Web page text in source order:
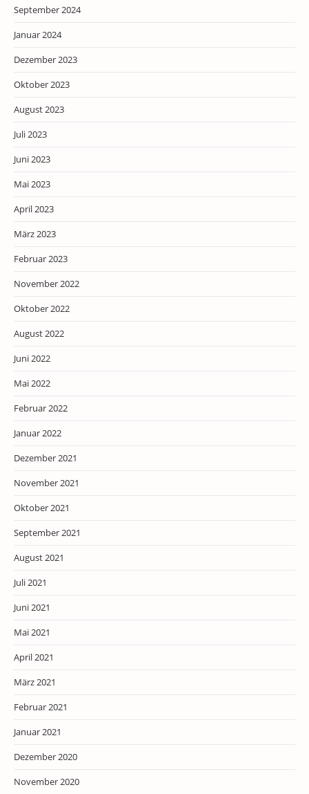
September 2024
Januar 2024
Dezember 2023
Oktober 2023
August 2023
Juli 2023
Juni 2023
Mai 2023
April 2023
März 2023
Februar 2023
November 2022
Oktober 2022
August 2022
Juni 2022
Mai 2022
Februar 2022
Januar 2022
Dezember 2021
November 2021
Oktober 2021
September 2021
August 2021
Juli 2021
Juni 2021
Mai 2021
April 2021
März 2021
Februar 2021
Januar 2021
Dezember 2020
November 2020